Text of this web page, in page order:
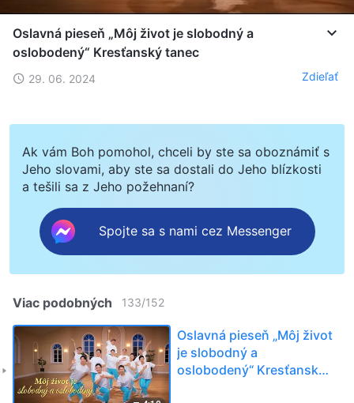
Oslavná pieseň „Môj život je slobodný a
oslobodený“ Kresťanský tanec
29. 06. 2024 Zdieľať
Ak vám Boh pomohol, chceli by ste sa oboznámiť s
Jeho slovami, aby ste sa dostali do Jeho blízkosti
a tešili sa z Jeho požehnaní?
Spojte sa s nami cez Messenger
Viac podobných 133/152
Oslavná pieseň „Môj život
je slobodný a
oslobodený“ Kresťanský